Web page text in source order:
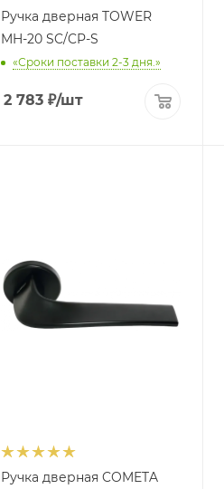
Ручка дверная TOWER
MH-20 SC/CP-S
«Сроки поставки 2-3 дня.»
2 783₽/шт
Ручка дверная COMETA